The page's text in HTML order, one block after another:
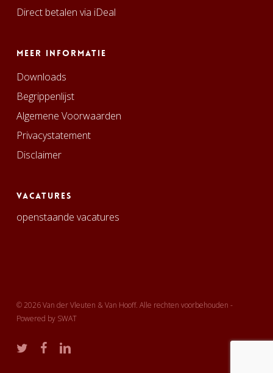
Direct betalen via iDeal
Meer informatie
Downloads
Begrippenlijst
Algemene Voorwaarden
Privacystatement
Disclaimer
Vacatures
openstaande vacatures
© 2026 Van der Vleuten & Van Hooff. Alle rechten voorbehouden -
Powered by SWAT
twitter facebooklinkedin